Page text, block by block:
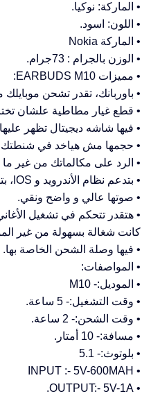
• الماركة: نوكيا.
• اللون: اسود.
• الماركة Nokia
• الوزن بالجرام : 73جرام.
• مميزات EARBUDS M10:
• باوربانك، تقدر تشحن
• قطع غيار مطاطية علشان
• فيها شاشه ديجيتال تظهر
• حجمها مش هياخد في
• الرد على مكالماتك من غير ما
• بتدعم نظام الأندرويد و IOS، بتشتغل تاتش.
• صوتها عالي و واضح ونقي.
• هتقدر تتحكم في تشغيل
كانت شغالة بسهولة من غير
• فيها وصلة الشحن الخاصة بها.
• المواصفات:
• الموديل:- M10
• وقت التشغيل:- 5 ساعة.
• وقت الشحن:- 2 ساعة.
• مسافة:- 10 أمتار.
• بلوتوث:- 5.1
• INPUT :- 5V-600MAH
• OUTPUT:- 5V-1A.